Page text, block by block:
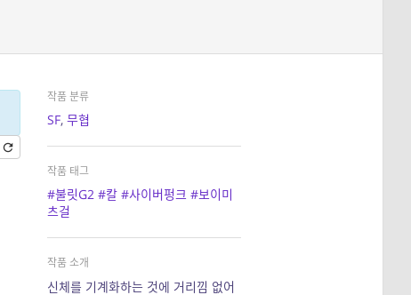
작품 분류
SF, 무협
작품 태그
#불릿G2 #칼 #사이버펑크 #보이미
츠걸
작품 소개
신체를 기계화하는 것에 거리낌 없어